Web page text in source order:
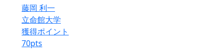
藤岡 利一
立命館大学
獲得ポイント
70pts